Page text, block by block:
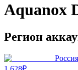
Aquanox
Регион
Россия